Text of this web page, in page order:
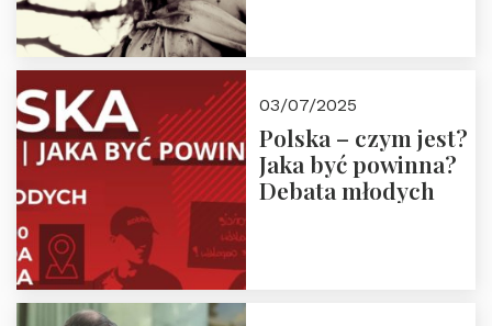
03/07/2025
Polska – czym jest?
Jaka być powinna?
Debata młodych